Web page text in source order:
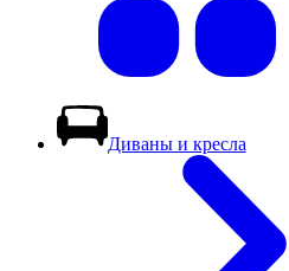
Диваны и кресла